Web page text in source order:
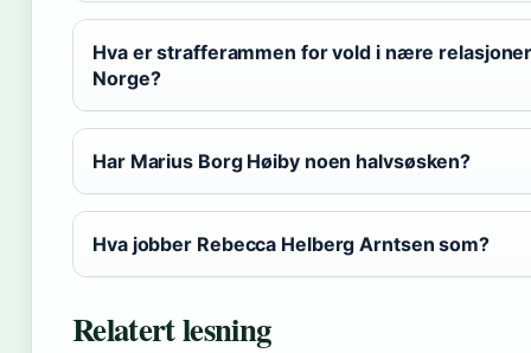
Hva er strafferammen for vold i nære
Norge?
Har Marius Borg Høiby noen halvsøsken?
Hva jobber Rebecca Helberg Arntsen som?
Relatert lesning